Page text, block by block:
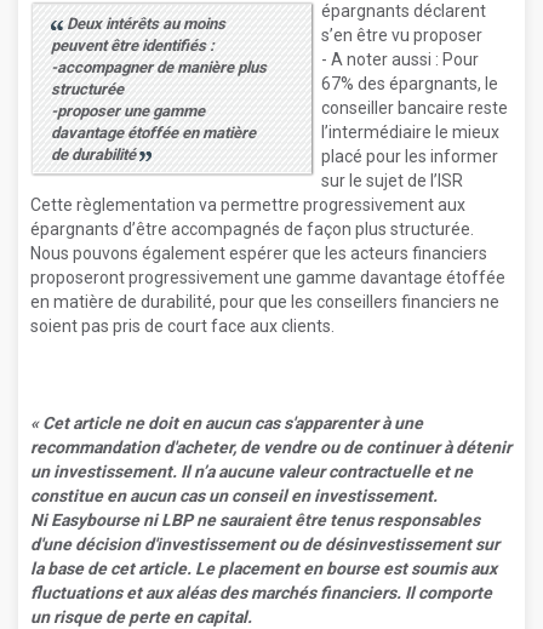
Deux intérêts au moins
peuvent être identifiés :
-accompagner de manière plus
structurée
-proposer une gamme
davantage étoffée en matière
de durabilité
épargnants déclarent
s’en être vu proposer
- A noter aussi : Pour
67% des épargnants, le
conseiller bancaire reste
l’intermédiaire le mieux
placé pour les informer
sur le sujet de l’ISR
Cette règlementation va permettre progressivement aux
épargnants d’être accompagnés de façon plus structurée.
Nous pouvons également espérer que les acteurs financiers
proposeront progressivement une gamme davantage étoffée
en matière de durabilité, pour que les conseillers financiers ne
soient pas pris de court face aux clients.
« Cet article ne doit en aucun cas s'apparenter à une
recommandationd'acheter, de vendre ou de continuer à détenir
un investissement. Il n’a aucune valeur contractuelle et ne
constitue en aucun cas unconseil en investissement.
Ni Easybourse ni LBP ne sauraient être tenus responsables
d'une décision d'investissement ou de désinvestissement sur
la base de cet article. Le placement en bourse est soumis aux
fluctuations et aux aléas des marchés financiers. Il comporte
un risque de perte en capital.